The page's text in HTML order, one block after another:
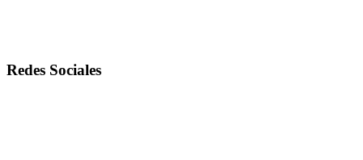
Redes Sociales